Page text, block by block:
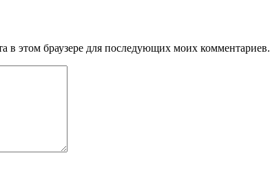
в этом браузере для последующих моих комментариев.